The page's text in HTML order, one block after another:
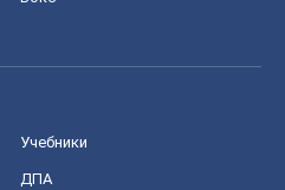
Учебники
ДПА